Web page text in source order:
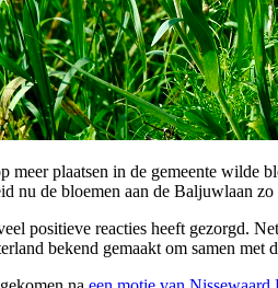
plaatsen in de gemeente wilde
nu de bloemen aan de Baljuwlaan
positieve reacties heeft gezorgd.
bekend gemaakt om samen